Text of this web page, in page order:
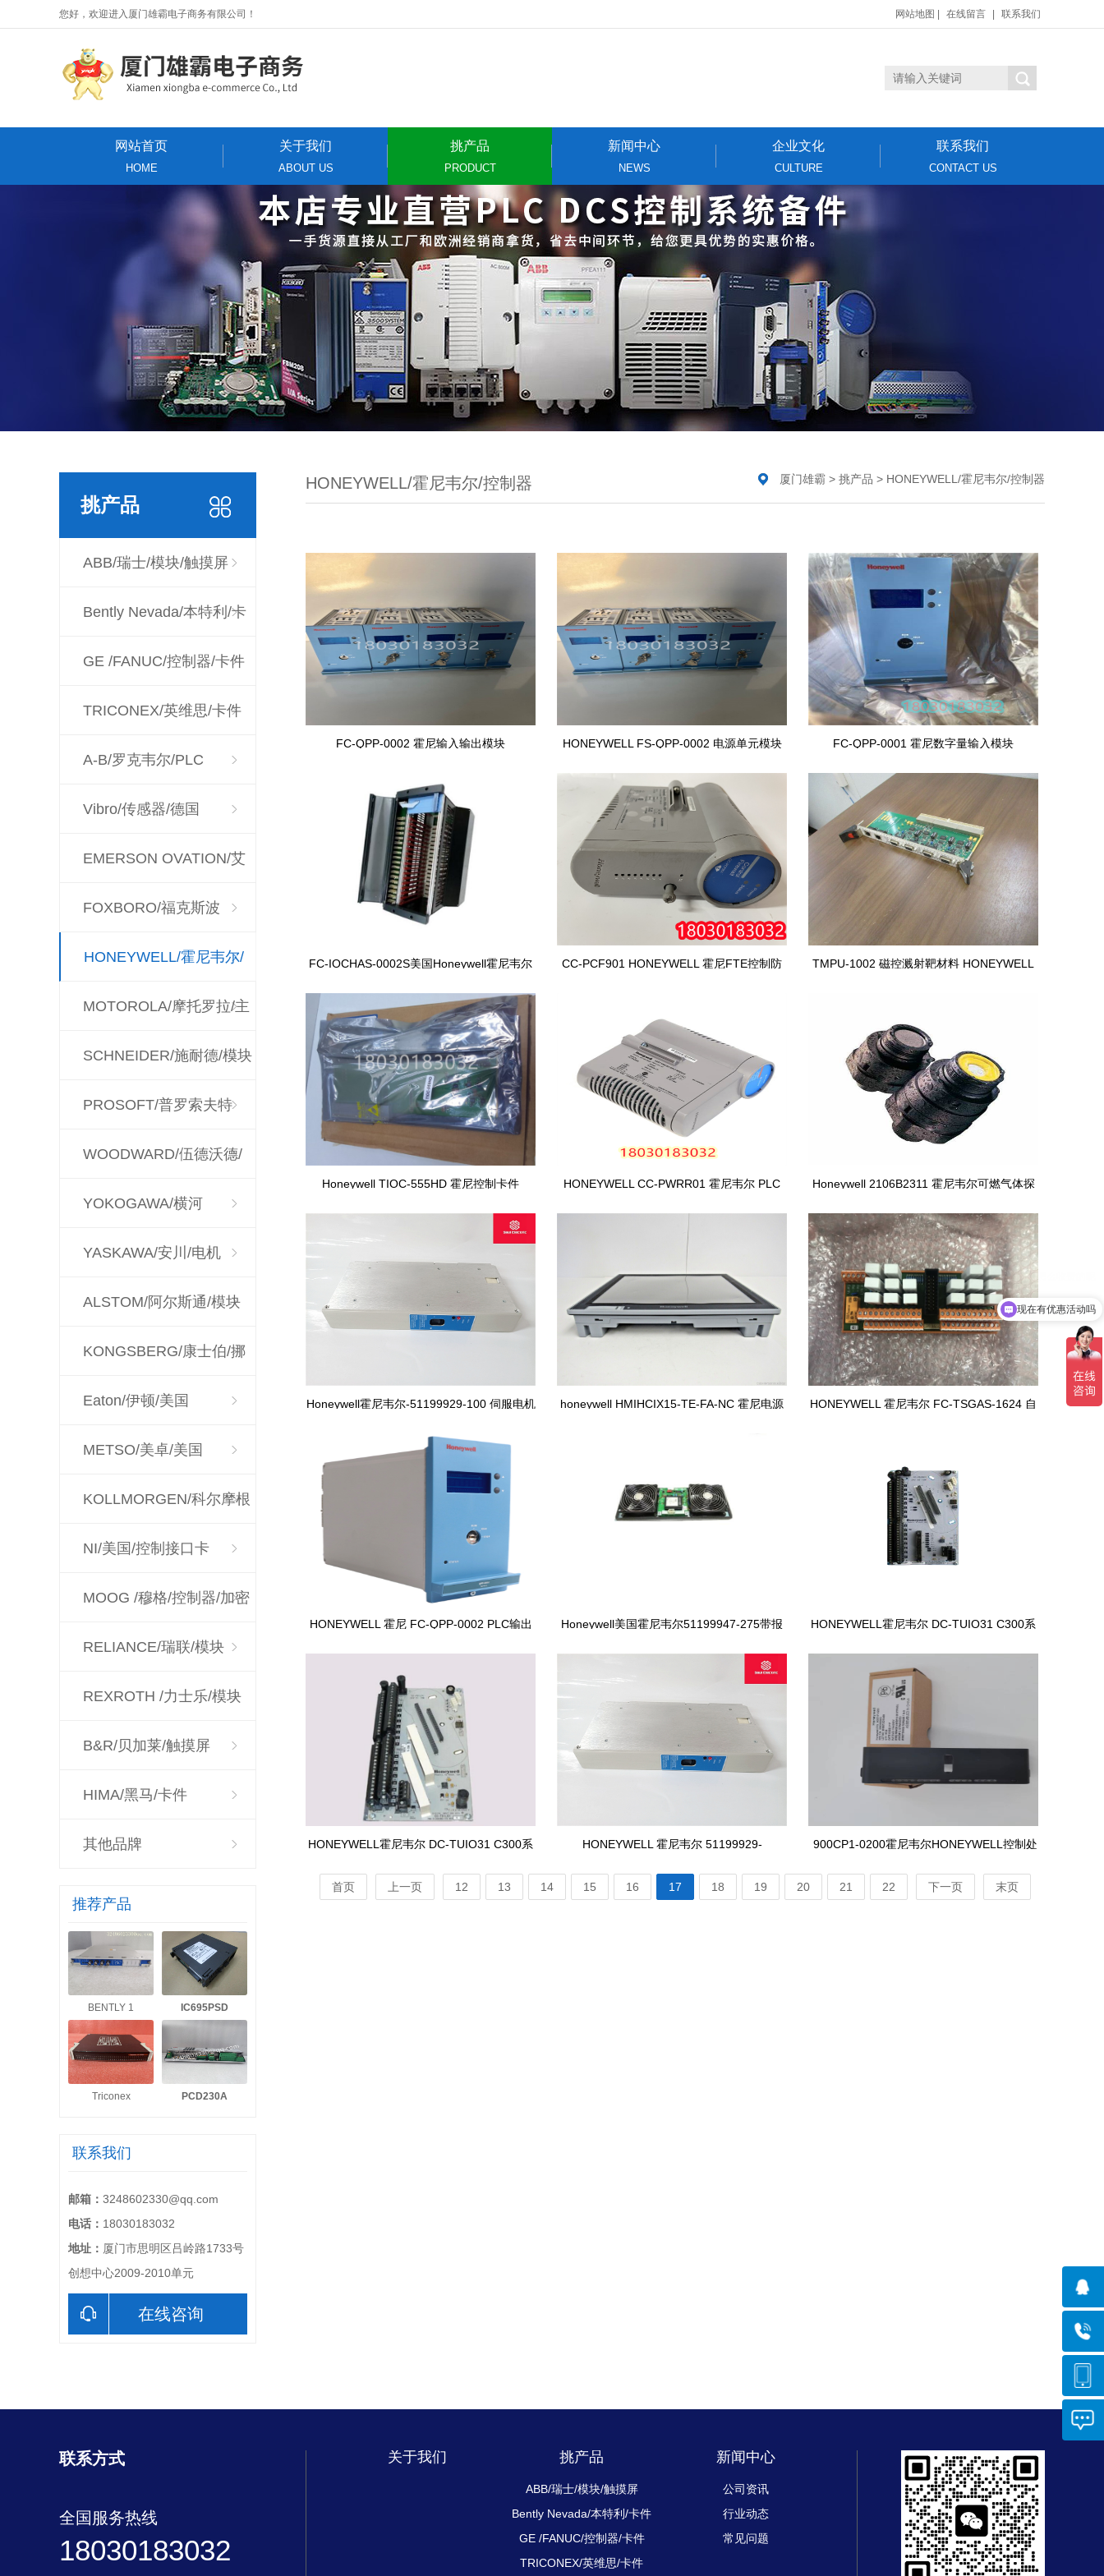
您好，欢迎进入厦门雄霸电子商务有限公司！ 网站地图 在线留言 联系我们
网站首页
HOME
关于我们
ABOUT US
挑产品
PRODUCT
新闻中心
NEWS
企业文化
CULTURE
联系我们
CONTACT US
挑产品
ABB/瑞士/模块/触摸屏
Bently Nevada/本特利/卡
件
GE /FANUC/控制器/卡件
TRICONEX/英维思/卡件
A-B/罗克韦尔/PLC
Vibro/传感器/德国
EMERSON OVATION/艾
默生
FOXBORO/福克斯波
罗/CPU
HONEYWELL/霍尼韦尔/
控制器
MOTOROLA/摩托罗拉/主
板
SCHNEIDER/施耐德/模块
PROSOFT/普罗索夫特
WOODWARD/伍德沃德/
调速器
YOKOGAWA/横河
YASKAWA/安川/电机
ALSTOM/阿尔斯通/模块
KONGSBERG/康士伯/挪
威
Eaton/伊顿/美国
METSO/美卓/美国
KOLLMORGEN/科尔摩根
NI/美国/控制接口卡
MOOG /穆格/控制器/加密
狗
RELIANCE/瑞联/模块
REXROTH /力士乐/模块
驱动器
B&R/贝加莱/触摸屏
HIMA/黑马/卡件
其他品牌
推荐产品
BENTLY 1 IC695PSD
Triconex PCD230A
联系我们
邮箱： 3248602330@qq.com
电话： 18030183032
地址： 厦门市思明区吕岭路1733号
创想中心2009-2010单元
在线咨询
厦门雄霸 > 挑产品 > HONEYWELL/霍尼韦尔/控制器
HONEYWELL/霍尼韦尔/控制器
FC-QPP-0002 霍尼输入输出模块 HONEYWELL FS-QPP-0002 电源单元模块
FC-QPP-0001 霍尼数字量输入模块
FC-IOCHAS-0002S美国Honeywell霍尼韦尔
CC-PCF901 HONEYWELL 霍尼FTE控制防
TMPU-1002 磁控溅射靶材料 HONEYWELL
Honeywell TIOC-555HD 霍尼控制卡件
HONEYWELL CC-PWRR01 霍尼韦尔 PLC
Honeywell 2106B2311 霍尼韦尔可燃气体探
Honeywell霍尼韦尔-51199929-100 伺服电机
honeywell HMIHCIX15-TE-FA-NC 霍尼电源
HONEYWELL 霍尼韦尔 FC-TSGAS-1624 自
HONEYWELL 霍尼 FC-QPP-0002 PLC输出
Honeywell美国霍尼韦尔51199947-275带报
HONEYWELL霍尼韦尔 DC-TUIO31 C300系
HONEYWELL霍尼韦尔 DC-TUIO31 C300系
HONEYWELL 霍尼韦尔 51199929-
900CP1-0200霍尼韦尔HONEYWELL控制处
首页
上一页 12 13 14 15 16 17 18 19 20 21 22 下一页 末页
联系方式
全国服务热线
18030183032
关于我们 挑产品
ABB/瑞士/模块/触摸屏
Bently Nevada/本特利/卡件
GE /FANUC/控制器/卡件
TRICONEX/英维思/卡件
新闻中心
公司资讯
行业动态
常见问题
现在有优惠活动吗